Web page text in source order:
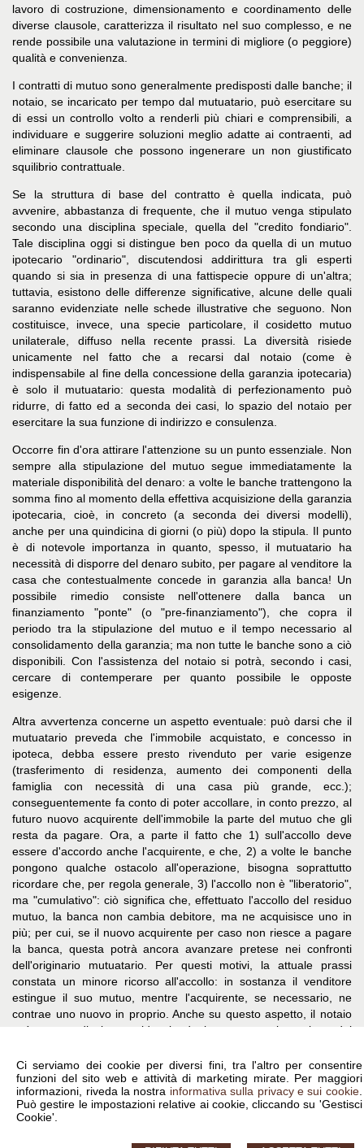
Ci serviamo dei cookie per diversi fini, tra l'altro per consentire
funzioni del sito web e attività di marketing mirate. Per maggiori
informazioni, riveda la nostra informativa sulla privacy e sui cookie.
Può gestire le impostazioni relative ai cookie, cliccando su 'Gestisci
Cookie'.
lavoro di costruzione, dimensionamento e coordinamento delle
diverse clausole, caratterizza il risultato nel suo complesso, e ne
rende possibile una valutazione in termini di migliore (o peggiore)
qualità e convenienza.
I contratti di mutuo sono generalmente predisposti dalle banche; il
notaio, se incaricato per tempo dal mutuatario, può esercitare su
di essi un controllo volto a renderli più chiari e comprensibili, a
individuare e suggerire soluzioni meglio adatte ai contraenti, ad
eliminare clausole che possono ingenerare un non giustificato
squilibrio contrattuale.
Se la struttura di base del contratto è quella indicata, può
avvenire, abbastanza di frequente, che il mutuo venga stipulato
secondo una disciplina speciale, quella del "credito fondiario".
Tale disciplina oggi si distingue ben poco da quella di un mutuo
ipotecario "ordinario", discutendosi addirittura tra gli esperti
quando si sia in presenza di una fattispecie oppure di un'altra;
tuttavia, esistono delle differenze significative, alcune delle quali
saranno evidenziate nelle schede illustrative che seguono. Non
costituisce, invece, una specie particolare, il cosidetto mutuo
unilaterale, diffuso nella recente prassi. La diversità risiede
unicamente nel fatto che a recarsi dal notaio (come è
indispensabile al fine della concessione della garanzia ipotecaria)
è solo il mutuatario: questa modalità di perfezionamento può
ridurre, di fatto ed a seconda dei casi, lo spazio del notaio per
esercitare la sua funzione di indirizzo e consulenza.
Occorre fin d'ora attirare l'attenzione su un punto essenziale. Non
sempre alla stipulazione del mutuo segue immediatamente la
materiale disponibilità del denaro: a volte le banche trattengono la
somma fino al momento della effettiva acquisizione della garanzia
ipotecaria, cioè, in concreto (a seconda dei diversi modelli),
anche per una quindicina di giorni (o più) dopo la stipula. Il punto
è di notevole importanza in quanto, spesso, il mutuatario ha
necessità di disporre del denaro subito, per pagare al venditore la
casa che contestualmente concede in garanzia alla banca! Un
possibile rimedio consiste nell'ottenere dalla banca un
finanziamento "ponte" (o "pre-finanziamento"), che copra il
periodo tra la stipulazione del mutuo e il tempo necessario al
consolidamento della garanzia; ma non tutte le banche sono a ciò
disponibili. Con l'assistenza del notaio si potrà, secondo i casi,
cercare di contemperare per quanto possibile le opposte
esigenze.
Altra avvertenza concerne un aspetto eventuale: può darsi che il
mutuatario preveda che l'immobile acquistato, e concesso in
ipoteca, debba essere presto rivenduto per varie esigenze
(trasferimento di residenza, aumento dei componenti della
famiglia con necessità di una casa più grande, ecc.);
conseguentemente fa conto di poter accollare, in conto prezzo, al
futuro nuovo acquirente dell'immobile la parte del mutuo che gli
resta da pagare. Ora, a parte il fatto che 1) sull'accollo deve
essere d'accordo anche l'acquirente, e che, 2) a volte le banche
pongono qualche ostacolo all'operazione, bisogna soprattutto
ricordare che, per regola generale, 3) l'accollo non è "liberatorio",
ma "cumulativo": ciò significa che, effettuato l'accollo del residuo
mutuo, la banca non cambia debitore, ma ne acquisisce uno in
più; per cui, se il nuovo acquirente per caso non riesce a pagare
la banca, questa potrà ancora avanzare pretese nei confronti
dell'originario mutuatario. Per questi motivi, la attuale prassi
constata un minore ricorso all'accollo: in sostanza il venditore
estingue il suo mutuo, mentre l'acquirente, se necessario, ne
contrae uno nuovo in proprio. Anche su questo aspetto, il notaio
può essere di aiuto, evidenziando le concrete alternative ed i
tratto da www.notariato.it